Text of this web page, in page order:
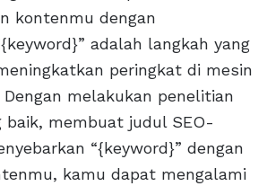
kontenmu dengan
adalah langkah yang
peringkat di mesin
Dengan melakukan penelitian
baik, membuat judul SEO-
“{keyword}” dengan
kamu dapat mengalami